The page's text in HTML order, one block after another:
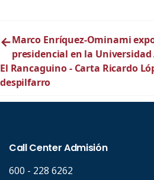
←Marco Enríquez-Ominami
presidencial en la Universidad
El Rancaguino - Carta Ricardo
despilfarro